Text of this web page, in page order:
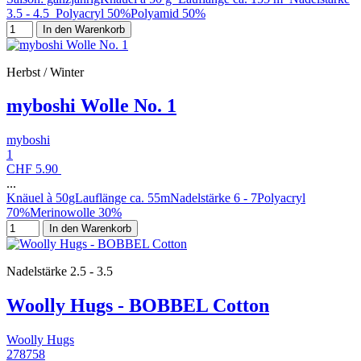
3.5 - 4.5 Polyacryl 50%Polyamid 50%
In den Warenkorb
Herbst / Winter
myboshi Wolle No. 1
myboshi
1
CHF 5.90
...
Knäuel à 50gLauflänge ca. 55mNadelstärke 6 - 7Polyacryl
70%Merinowolle 30%
In den Warenkorb
Nadelstärke 2.5 - 3.5
Woolly Hugs - BOBBEL Cotton
Woolly Hugs
278758